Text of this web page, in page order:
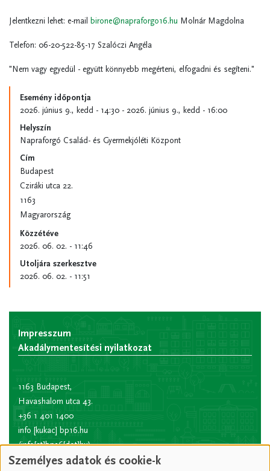
Jelentkezni lehet: e-mail birone@napraforgo16.hu Molnár Magdolna
Telefon: 06-20-522-85-17 Szalóczi Angéla
"Nem vagy egyedül - együtt könnyebb megérteni, elfogadni és segíteni."
Esemény időpontja
2026. június 9., kedd - 14:30 - 2026. június 9., kedd - 16:00
Helyszín
Napraforgó Család- és Gyermekjóléti Központ
Cím
Budapest
Cziráki utca 22.
1163
Magyarország
Közzétéve
2026. 06. 02. - 11:46
Utoljára szerkesztve
2026. 06. 02. - 11:51
Impresszum
Akadálymentesítési nyilatkozat
1163 Budapest,
Havashalom utca 43.
+36 1 401 1400
info [kukac] bp16.hu
(info[at]bp16[dot]hu)
Hivatali kapu rövid
Személyes adatok és cookie-k